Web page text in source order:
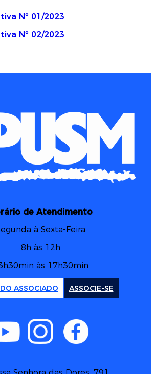
Nº 01/2023
Nº 02/2023
de Atendimento
à Sexta-Feira
8h às 12h
às 17h30min
ASSOCIADO ASSOCIE-SE